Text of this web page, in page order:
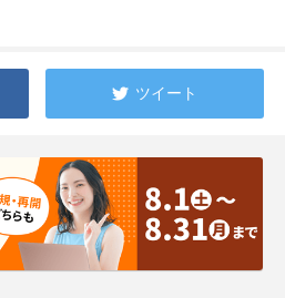
ツイート